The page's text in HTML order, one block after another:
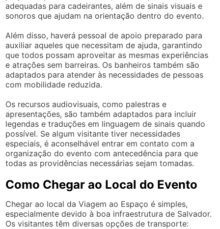
adequadas para cadeirantes, além de sinais visuais e
sonoros que ajudam na orientação dentro do evento.
Além disso, haverá pessoal de apoio preparado para
auxiliar aqueles que necessitam de ajuda, garantindo
que todos possam aproveitar as mesmas experiências
e atrações sem barreiras. Os banheiros também são
adaptados para atender às necessidades de pessoas
com mobilidade reduzida.
Os recursos audiovisuais, como palestras e
apresentações, são também adaptados para incluir
legendas e traduções em linguagem de sinais quando
possível. Se algum visitante tiver necessidades
especiais, é aconselhável entrar em contato com a
organização do evento com antecedência para que
todas as providências necessárias sejam tomadas.
Como Chegar ao Local do Evento
Chegar ao local da Viagem ao Espaço é simples,
especialmente devido à boa infraestrutura de Salvador.
Os visitantes têm diversas opções de transporte: